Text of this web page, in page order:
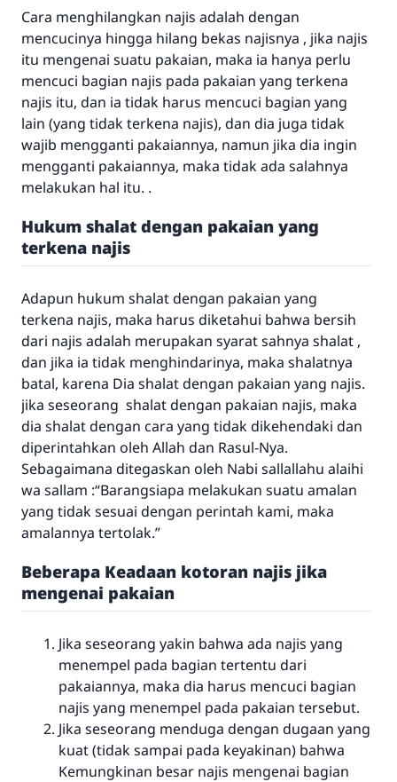
Cara menghilangkan najis adalah dengan
mencucinya hingga hilang bekas najisnya , jika najis
itu mengenai suatu pakaian, maka ia hanya perlu
mencuci bagian najis pada pakaian yang terkena
najis itu, dan ia tidak harus mencuci bagian yang
lain (yang tidak terkena najis), dan dia juga tidak
wajib mengganti pakaiannya, namun jika dia ingin
mengganti pakaiannya, maka tidak ada salahnya
melakukan hal itu. .
Hukum shalat dengan pakaian yang
terkena najis
Adapun hukum shalat dengan pakaian yang
terkena najis, maka harus diketahui bahwa bersih
dari najis adalah merupakan syarat sahnya shalat ,
dan jika ia tidak menghindarinya, maka shalatnya
batal, karena Dia shalat dengan pakaian yang najis.
jika seseorang shalat dengan pakaian najis, maka
dia shalat dengan cara yang tidak dikehendaki dan
diperintahkan oleh Allah dan Rasul-Nya.
Sebagaimana ditegaskan oleh Nabi sallallahu alaihi
wa sallam :“Barangsiapa melakukan suatu amalan
yang tidak sesuai dengan perintah kami, maka
amalannya tertolak.”
Beberapa Keadaan kotoran najis jika
mengenai pakaian
Jika seseorang yakin bahwa ada najis yang
menempel pada bagian tertentu dari
pakaiannya, maka dia harus mencuci bagian
najis yang menempel pada pakaian tersebut.
Jika seseorang menduga dengan dugaan yang
kuat (tidak sampai pada keyakinan) bahwa
Kemungkinan besar najis mengenai bagian
Jawaban no. 110845
menyelamatkan pernikahan.
Bantu kami dalam memberikan jawaban untuk umat
"Siapa yang menunjukkan suatu kebaikan,
meka dia akan mendapatkan pahala yang
sama dengan orang yang melakukannya"
MUSLIM, 1893
Saham